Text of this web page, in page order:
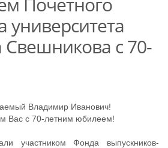
университета
с 70-
Владимир Иванович!
Вас с 70-летним юбилеем!
участником Фонда выпускников-